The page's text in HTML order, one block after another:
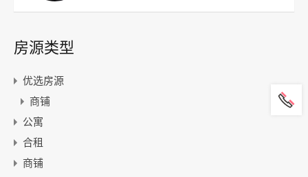
房源类型
优选房源
商铺
公寓
合租
商铺